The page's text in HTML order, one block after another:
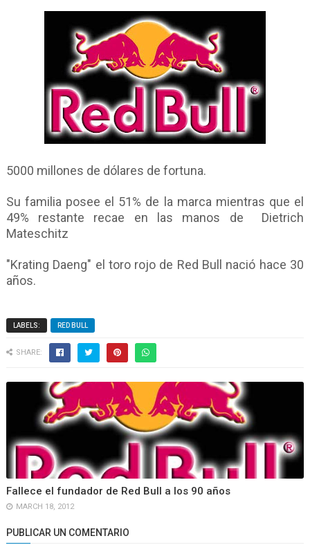
5000 millones de dólares de fortuna.
Su familia posee el 51% de la marca mientras que el
49% restante recae en las manos de Dietrich
Mateschitz
"Krating Daeng" el toro rojo de Red Bull nació hace 30
años.
LABELS: RED BULL
SHARE:
Fallece el fundador de Red Bull a los 90 años
MARCH 18, 2012
PUBLICAR UN COMENTARIO